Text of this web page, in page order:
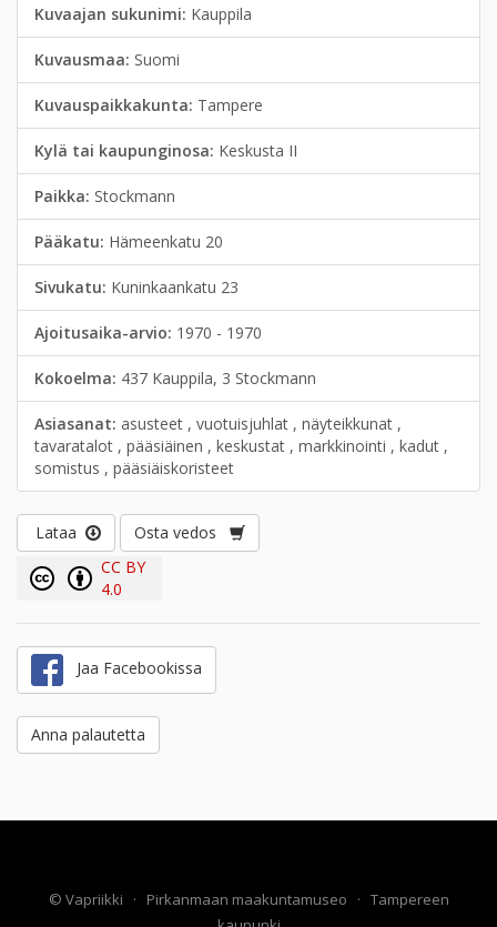
Kuvaajan sukunimi: Kauppila
Kuvausmaa: Suomi
Kuvauspaikkakunta: Tampere
Kylä tai kaupunginosa: Keskusta II
Paikka: Stockmann
Pääkatu: Hämeenkatu 20
Sivukatu: Kuninkaankatu 23
Ajoitusaika-arvio: 1970 - 1970
Kokoelma: 437 Kauppila, 3 Stockmann
Asiasanat: asusteet , vuotuisjuhlat , näyteikkunat ,
tavaratalot , pääsiäinen , keskustat , markkinointi , kadut ,
somistus , pääsiäiskoristeet
Lataa
Osta vedos
CC BY
4.0
Jaa Facebookissa
Anna palautetta
© Vapriikki · Pirkanmaan maakuntamuseo · Tampereen